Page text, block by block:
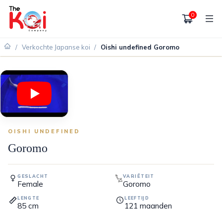
0
/ Verkochte Japanse koi / Oishi undefined Goromo
VERKOCHT
OISHI UNDEFINED
Goromo
GESLACHT
Female
VARIËTEIT
Goromo
LENGTE
85 cm
LEEFTIJD
121 maanden